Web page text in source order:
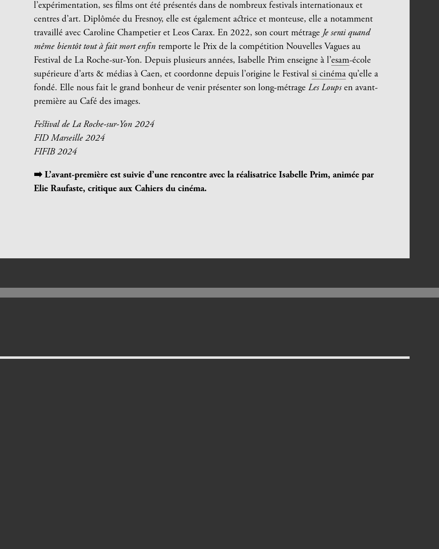
l’expérimentation, ses films ont été présentés dans de nombreux festivals internationaux et
centres d’art. Diplômée du Fresnoy, elle est également actrice et monteuse, elle a notamment
travaillé avec Caroline Champetier et Leos Carax. En 2022, son court métrage Je serai quand
même bientôt tout à fait mort enfin remporte le Prix de la compétition Nouvelles Vagues au
Festival de La Roche-sur-Yon. Depuis plusieurs années, Isabelle Prim enseigne à l’esam-école
supérieure d’arts & médias à Caen, et coordonne depuis l’origine le Festivalsi cinéma qu’elle a
fondé.Elle nous fait le grand bonheur de venir présenter son long-métrageLes Loupsen avant-
première au Café des images.
Festival de La Roche-sur-Yon 2024
FID Marseille 2024
FIFIB 2024
➡️L’avant-première est suivie d’une rencontre avec la réalisatrice Isabelle Prim,animée par
Elie Raufaste, critique aux Cahiers du cinéma.